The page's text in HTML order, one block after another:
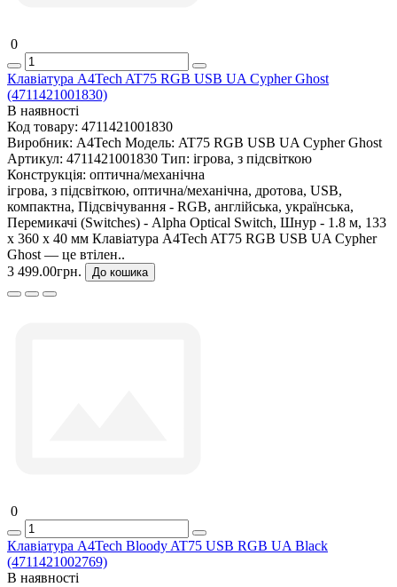
0
Клавіатура A4Tech AT75 RGB USB UA Cypher Ghost
(4711421001830)
В наявності
Код товару: 4711421001830
Виробник: A4Tech Модель: AT75 RGB USB UA Cypher Ghost
Артикул: 4711421001830 Тип: ігрова, з підсвіткою
Конструкція: оптична/механічна
ігрова, з підсвіткою, оптична/механічна, дротова, USB,
компактна, Підсвічування - RGB, англійська, українська,
Перемикачі (Switches) - Alpha Optical Switch, Шнур - 1.8 м, 133
х 360 х 40 мм Клавіатура A4Tech AT75 RGB USB UA Cypher
Ghost — це втілен..
3 499.00грн.
До кошика
0
Клавіатура A4Tech Bloody AT75 USB RGB UA Black
(4711421002769)
В наявності